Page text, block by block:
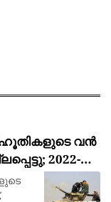
ഹൂതികളുടെ വൻ
2022-ന്